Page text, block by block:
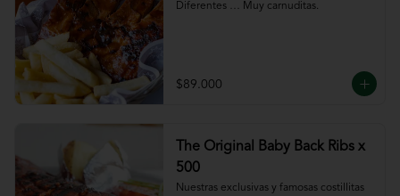
Diferentes … Muy carnuditas.
$89.000
The Original Baby Back Ribs x
500
Nuestras exclusivas y famosas costillitas